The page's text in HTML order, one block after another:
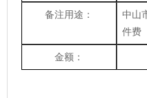
备注用途：
中山
件费
金额：